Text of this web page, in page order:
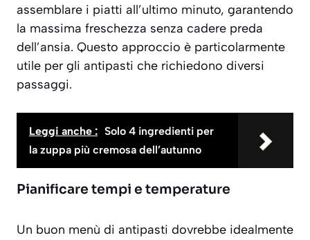
assemblare i piatti all’ultimo minuto, garantendo
la massima freschezza senza cadere preda
dell’ansia. Questo approccio è particolarmente
utile per gli antipasti che richiedono diversi
passaggi.
Leggi anche : Solo 4 ingredienti per
la zuppa più cremosa dell’autunno
Pianificare tempi e temperature
Un buon menù di antipasti dovrebbe idealmente